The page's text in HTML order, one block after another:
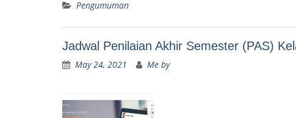
Pengumuman
Jadwal Penilaian Akhir Semester (PAS)
May 24, 2021 Me by